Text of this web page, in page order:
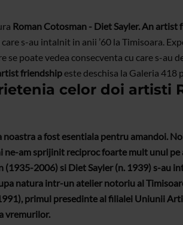
Roman Cotosman - Diet Sayler. An artist
s-au intalnit in anii ’60 la Timisoara.
se poate vedea consecventa cu care s-au
friendship este deschisa la Galeria 418
celor doi artisti
noastra a fost esentiala pentru amandoi.
ne-am sprijinit reciproc foarte mult unul pe
(1935-2006) si Diet Sayler (n. 1939) s-au
natura intr-un atelier notoriu al
primul presedinte al filialei Uniunii
vremurilor.